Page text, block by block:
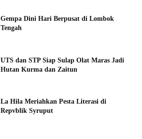
Gempa Dini Hari Berpusat di Lombok
Tengah
UTS dan STP Siap Sulap Olat Maras Jadi
Hutan Kurma dan Zaitun
La Hila Meriahkan Pesta Literasi di
Repvblik Syruput